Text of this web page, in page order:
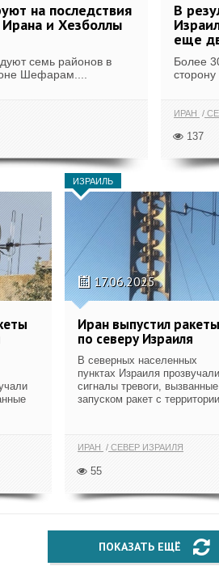
на последствия
и Хезболлы
семь районов в
Шефарам....
В
еще
Более
ИРАН
137
ИЗРАИЛЬ
17.06.2025
Иран выпустил ракеты
по северу Израиля
В северных населенных
пунктах Израиля прозвучали
сигналы тревоги, вызванные
запуском ракет с
ИРАН СЕВЕР ИЗРАИЛЯ
55
ПОКАЗАТЬ ЕЩЁ